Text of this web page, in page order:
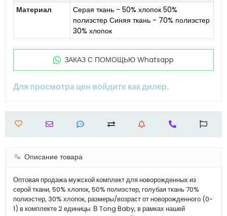
Материал
Серая ткань - 50% хлопок 50%
полиэстер Синяя ткань - 70% полиэстер
30% хлопок
ЗАКАЗ С ПОМОЩЬЮ Whatsapp
Для просмотра цен войдите как дилер.
Описание товара
Оптовая продажа мужской комплект для новорожденных из
серой ткани, 50% хлопок, 50% полиэстер, голубая ткань 70%
полиэстер, 30% хлопок, размеры/возраст от новорожденного (0-
1) в комплекте 2 единицы. В Tong Baby, в рамках нашей